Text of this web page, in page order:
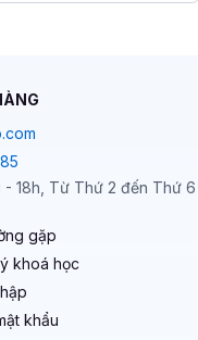
- 18h, Từ Thứ 2 đến Thứ
gặp
khoá học
khẩu